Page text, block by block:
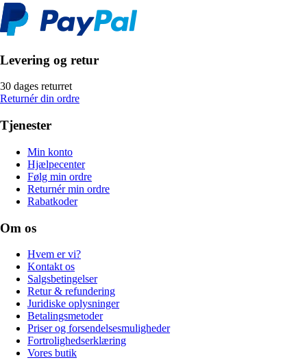
Levering og retur
30 dages returret
Returnér din ordre
Tjenester
Min konto
Hjælpecenter
Følg min ordre
Returnér min ordre
Rabatkoder
Om os
Hvem er vi?
Kontakt os
Salgsbetingelser
Retur & refundering
Juridiske oplysninger
Betalingsmetoder
Priser og forsendelsesmuligheder
Fortrolighedserklæring
Vores butik